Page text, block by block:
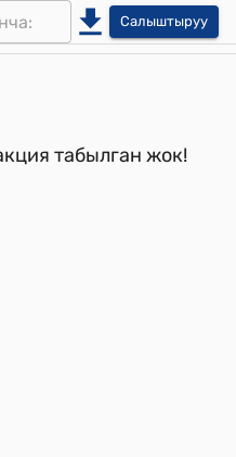
Салыштыруу
табылган жок!